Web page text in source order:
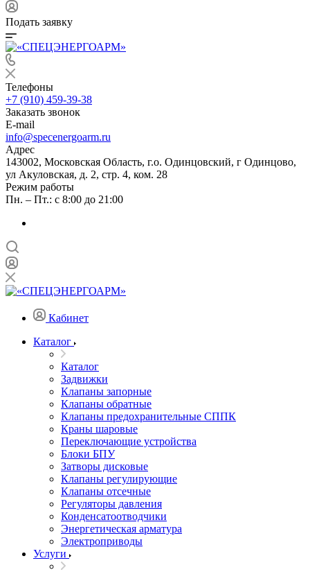
Подать заявку
Телефоны
+7 (910) 459-39-38
Заказать звонок
E-mail
info@specenergoarm.ru
Адрес
143002, Московская Область, г.о. Одинцовский, г Одинцово,
ул Акуловская, д. 2, стр. 4, ком. 28
Режим работы
Пн. – Пт.: с 8:00 до 21:00
Кабинет
Каталог
Каталог
Задвижки
Клапаны запорные
Клапаны обратные
Клапаны предохранительные СППК
Краны шаровые
Переключающие устройства
Блоки БПУ
Затворы дисковые
Клапаны регулирующие
Клапаны отсечные
Регуляторы давления
Конденсатоотводчики
Энергетическая арматура
Электроприводы
Услуги